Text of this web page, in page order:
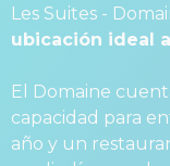
Les Suites -
ubicación ideal
El Domaine
capacidad para
año y un